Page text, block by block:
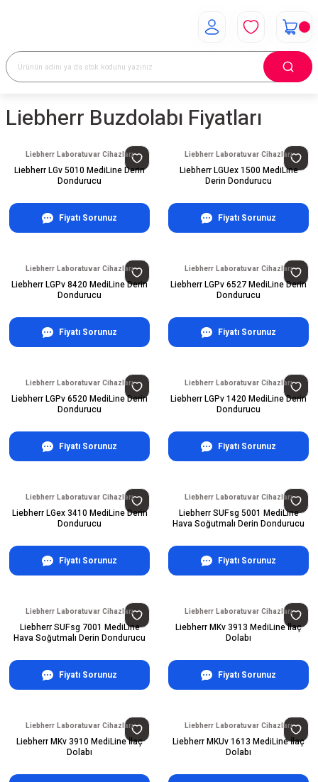
Liebherr Buzdolabı Fiyatları
Liebherr Laboratuvar Cihazları
Liebherr LGv 5010 MediLine Derin
Dondurucu
Fiyatı Sorunuz
Liebherr Laboratuvar Cihazları
Liebherr LGUex 1500 MediLine
Derin Dondurucu
Fiyatı Sorunuz
Liebherr Laboratuvar Cihazları
Liebherr LGPv 8420 MediLine Derin
Dondurucu
Fiyatı Sorunuz
Liebherr Laboratuvar Cihazları
Liebherr LGPv 6527 MediLine Derin
Dondurucu
Fiyatı Sorunuz
Liebherr Laboratuvar Cihazları
Liebherr LGPv 6520 MediLine Derin
Dondurucu
Fiyatı Sorunuz
Liebherr Laboratuvar Cihazları
Liebherr LGPv 1420 MediLine Derin
Dondurucu
Fiyatı Sorunuz
Liebherr Laboratuvar Cihazları
Liebherr LGex 3410 MediLine Derin
Dondurucu
Fiyatı Sorunuz
Liebherr Laboratuvar Cihazları
Liebherr SUFsg 5001 MediLine
Hava Soğutmalı Derin Dondurucu
Fiyatı Sorunuz
Liebherr Laboratuvar Cihazları
Liebherr SUFsg 7001 MediLine
Hava Soğutmalı Derin Dondurucu
Fiyatı Sorunuz
Liebherr Laboratuvar Cihazları
Liebherr MKv 3913 MediLine İlaç
Dolabı
Fiyatı Sorunuz
Liebherr Laboratuvar Cihazları
Liebherr MKv 3910 MediLine İlaç
Dolabı
Liebherr Laboratuvar Cihazları
Liebherr MKUv 1613 MediLine İlaç
Dolabı